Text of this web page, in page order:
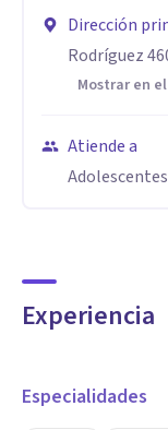
Dirección
Rodríguez
Mostrar en
Atiende a
Experiencia
Especialidades